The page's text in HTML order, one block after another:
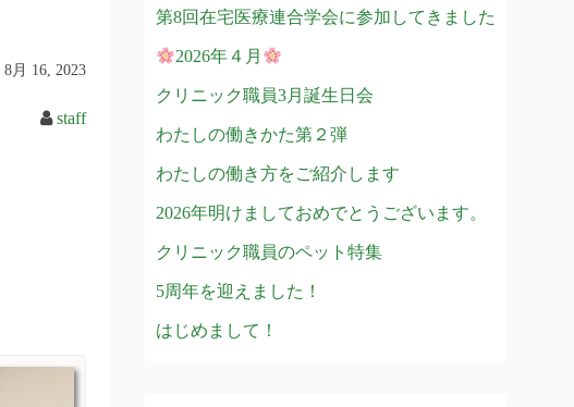
8月 16, 2023
staff
第8回在宅医療連合学会に参加してきました
2026年４月
クリニック職員3月誕生日会
わたしの働きかた第２弾
わたしの働き方をご紹介します
2026年明けましておめでとうございます。
クリニック職員のペット特集
5周年を迎えました！
はじめまして！